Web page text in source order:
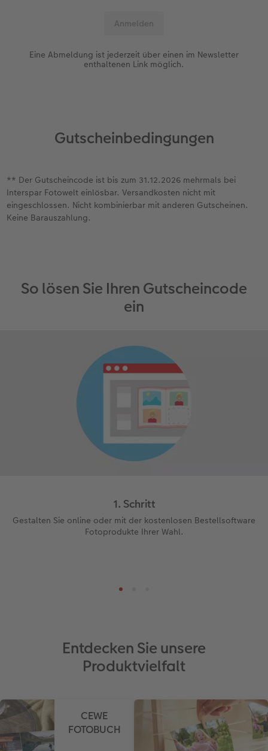
Eine Abmeldung ist jederzeit über einen im Newsletter
enthaltenen Link möglich.
Gutscheinbedingungen
** Der Gutscheincode ist bis zum 31.12.2026 mehrmals bei
Interspar Fotowelt einlösbar. Versandkosten nicht mit
eingeschlossen. Nicht kombinierbar mit anderen Gutscheinen.
Keine Barauszahlung.
So lösen Sie Ihren Gutscheincode
ein
1. Schritt
Gestalten Sie online oder mit der kostenlosen Bestellsoftware
Fotoprodukte Ihrer Wahl.
Entdecken Sie unsere
Produktvielfalt
CEWE
FOTOBUCH